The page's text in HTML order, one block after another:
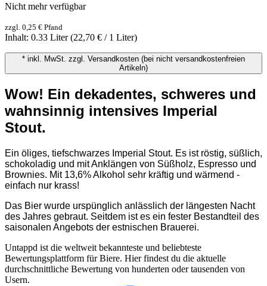
Nicht mehr verfügbar
zzgl. 0,25 € Pfand
Inhalt: 0.33 Liter(22,70 € / 1 Liter)
* inkl. MwSt. zzgl. Versandkosten (bei nicht versandkostenfreien
Artikeln)
Wow! Ein dekadentes, schweres und
wahnsinnig intensives Imperial
Stout.
Ein öliges, tiefschwarzes Imperial Stout. Es ist röstig, süßlich,
schokoladig und mit Anklängen von Süßholz, Espresso und
Brownies. Mit 13,6% Alkohol sehr kräftig und wärmend -
einfach nur krass!
Das Bier wurde urspünglich anlässlich der längesten Nacht
des Jahres gebraut. Seitdem ist es ein fester Bestandteil des
saisonalen Angebots der estnischen Brauerei.
Untappd ist die weltweit bekannteste und beliebteste
Bewertungsplattform für Biere. Hier findest du die aktuelle
durchschnittliche Bewertung von hunderten oder tausenden von
Usern.